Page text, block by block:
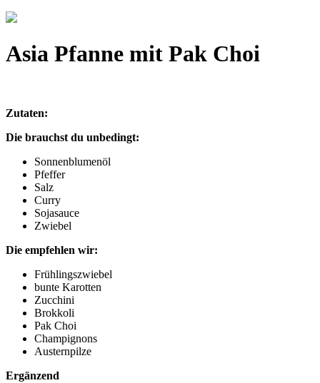
Asia Pfanne mit Pak Choi
Zutaten:
Die brauchst du unbedingt:
Sonnenblumenöl
Pfeffer
Salz
Curry
Sojasauce
Zwiebel
Die empfehlen wir:
Frühlingszwiebel
bunte Karotten
Zucchini
Brokkoli
Pak Choi
Champignons
Austernpilze
Ergänzend